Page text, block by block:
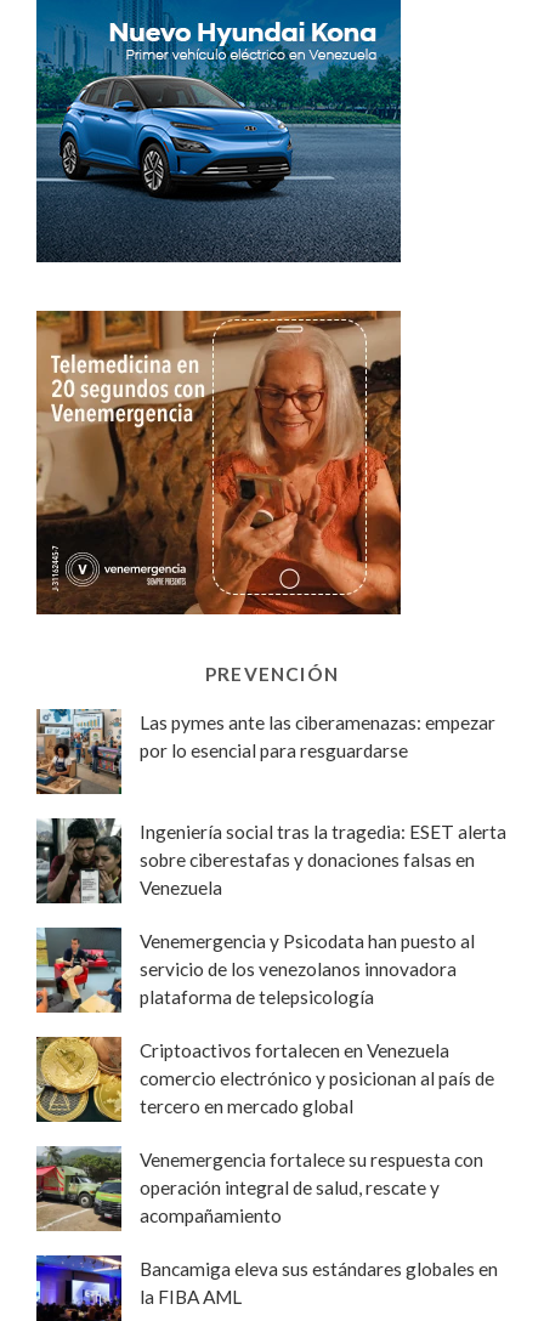
PREVENCIÓN
Las pymes ante las ciberamenazas: empezar
por lo esencial para resguardarse
Ingeniería social tras la tragedia: ESET alerta
sobre ciberestafas y donaciones falsas en
Venezuela
Venemergencia y Psicodata han puesto al
servicio de los venezolanos innovadora
plataforma de telepsicología
Criptoactivos fortalecen en Venezuela
comercio electrónico y posicionan al país de
tercero en mercado global
Venemergencia fortalece su respuesta con
operación integral de salud, rescate y
acompañamiento
Bancamiga eleva sus estándares globales en
la FIBA AML